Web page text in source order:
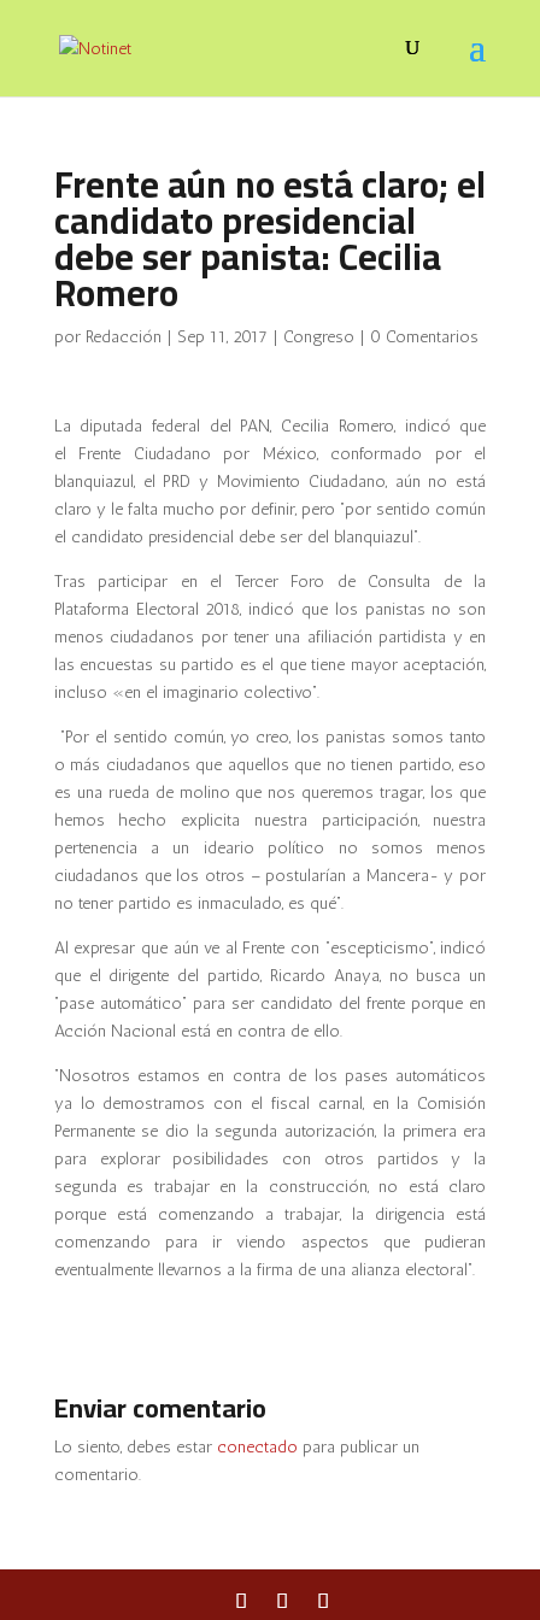
Frente aún no está claro; el
candidato presidencial
debe ser panista: Cecilia
Romero
por Redacción | Sep 11, 2017 | Congreso | 0 Comentarios
La diputada federal del PAN, Cecilia Romero, indicó que
el Frente Ciudadano por México, conformado por el
blanquiazul, el PRD y Movimiento Ciudadano, aún no está
claro y le falta mucho por definir, pero “por sentido común
el candidato presidencial debe ser del blanquiazul”.
Tras participar en el Tercer Foro de Consulta de la
Plataforma Electoral 2018, indicó que los panistas no son
menos ciudadanos por tener una afiliación partidista y en
las encuestas su partido es el que tiene mayor aceptación,
incluso «en el imaginario colectivo”.
“Por el sentido común, yo creo, los panistas somos tanto
o más ciudadanos que aquellos que no tienen partido, eso
es una rueda de molino que nos queremos tragar, los que
hemos hecho explicita nuestra participación, nuestra
pertenencia a un ideario político no somos menos
ciudadanos que los otros – postularían a Mancera- y por
no tener partido es inmaculado, es qué”.
Al expresar que aún ve al Frente con “escepticismo”, indicó
que el dirigente del partido, Ricardo Anaya, no busca un
“pase automático” para ser candidato del frente porque en
Acción Nacional está en contra de ello.
“Nosotros estamos en contra de los pases automáticos
ya lo demostramos con el fiscal carnal, en la Comisión
Permanente se dio la segunda autorización, la primera era
para explorar posibilidades con otros partidos y la
segunda es trabajar en la construcción, no está claro
porque está comenzando a trabajar, la dirigencia está
comenzando para ir viendo aspectos que pudieran
eventualmente llevarnos a la firma de una alianza electoral”.
Enviar comentario
Lo siento, debes estar conectado para publicar un
comentario.